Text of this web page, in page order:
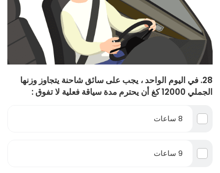
28. في اليوم الواحد ، يجب على سائق شاحنة يتجاوز وزنها
الجملي 12000 كغ أن يحترم مدة سياقة فعلية لا تفوق :
8 ساعات
9 ساعات